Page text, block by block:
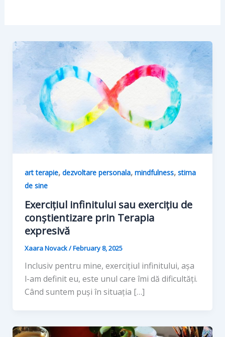
art terapie, dezvoltare personala, mindfulness, stima
de sine
Exercițiul infinitului sau exercițiu de
conștientizare prin Terapia
expresivă
Xaara Novack/February 8, 2025
Inclusiv pentru mine, exercițiul infinitului, așa
l-am definit eu, este unul care îmi dă dificultăți.
Când suntem puși în situația […]